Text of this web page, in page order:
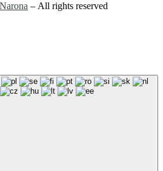
– All rights reserved